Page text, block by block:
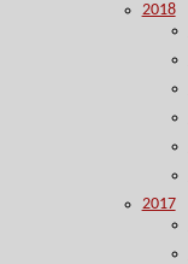
2018
2017